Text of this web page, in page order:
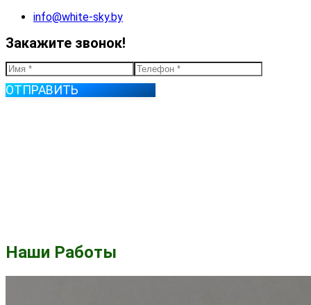
info@white-sky.by
Закажите звонок!
ОТПРАВИТЬ
Наши Работы